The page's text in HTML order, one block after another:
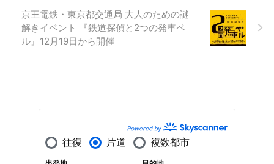
京王電鉄・東京都交通局 大人のための謎
解きイベント 『鉄道探偵と2つの発車ベ
ル』12月19日から開催